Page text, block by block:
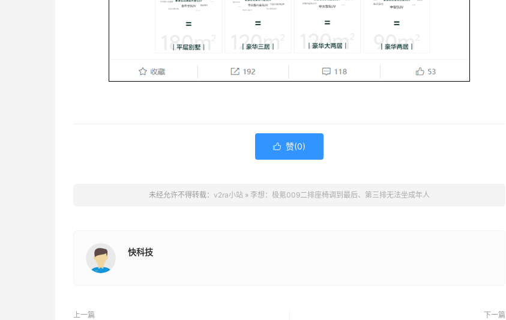
 赞(0)
未经允许不得转载： v2ra小站 » 李想：极氪009二排座椅调到最后、第三排无法坐成年人
快科技
上一篇 下一篇